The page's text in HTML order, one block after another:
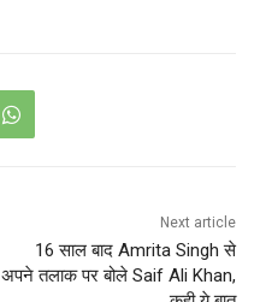
Next article
16 साल बाद Amrita Singh से
अपने तलाक पर बोले Saif Ali Khan,